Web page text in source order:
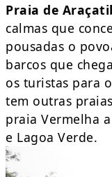
Praia de
calmas que
pousadas o
barcos que
os turistas para
tem outras
praia Vermelha
e Lagoa Verde.